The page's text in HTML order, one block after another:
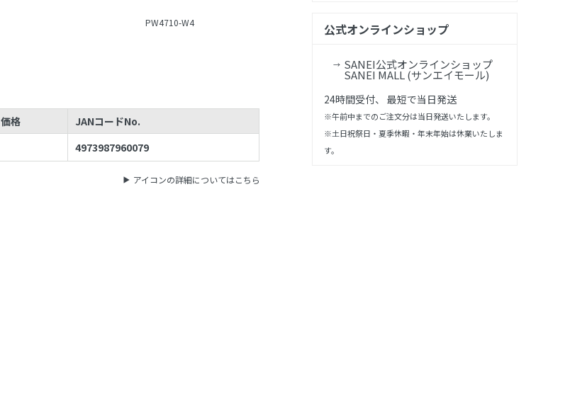
PW4710-W4
価格
JANコードNo.
4973987960079
アイコンの詳細についてはこちら
公式オンラインショップ
SANEI公式オンラインショップ
SANEI MALL (サンエイモール)
24時間受付、 最短で当日発送
※午前中までのご注文分は当日発送いたします。
※土日祝祭日・夏季休暇・年末年始は休業いたしま
す。